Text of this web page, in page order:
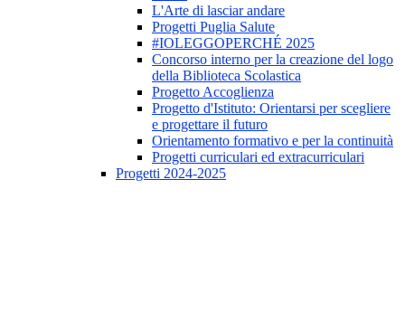
L'Arte di lasciar andare
Progetti Puglia Salute
#IOLEGGOPERCHÉ 2025
Concorso interno per la creazione del logo
della Biblioteca Scolastica
Progetto Accoglienza
Progetto d'Istituto: Orientarsi per scegliere
e progettare il futuro
Orientamento formativo e per la continuità
Progetti curriculari ed extracurriculari
Progetti 2024-2025